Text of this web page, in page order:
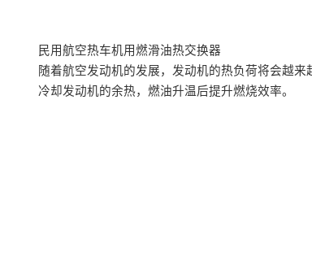
民用航空热车机用燃滑油热交换器
随着航空发动机的发展，发动机的热负荷将会越
冷却发动机的余热，燃油升温后提升燃烧效率。